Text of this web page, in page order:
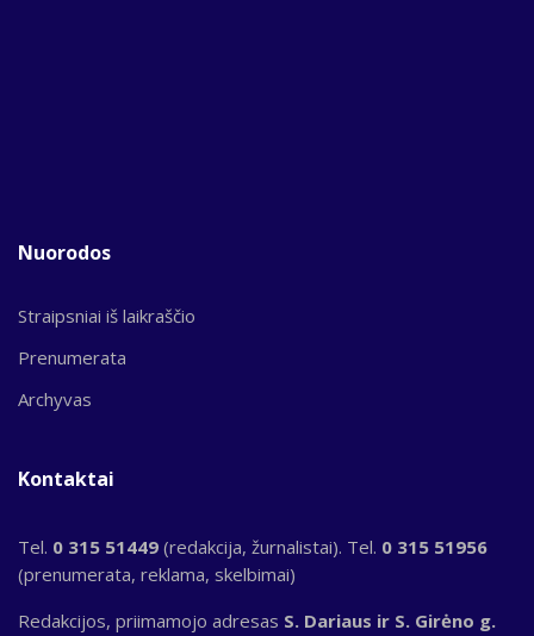
Nuorodos
Straipsniai iš laikraščio
Prenumerata
Archyvas
Kontaktai
Tel. 0 315 51449 (redakcija, žurnalistai). Tel. 0 315 51956
(prenumerata, reklama, skelbimai)
Redakcijos, priimamojo adresas S. Dariaus ir S. Girėno g.